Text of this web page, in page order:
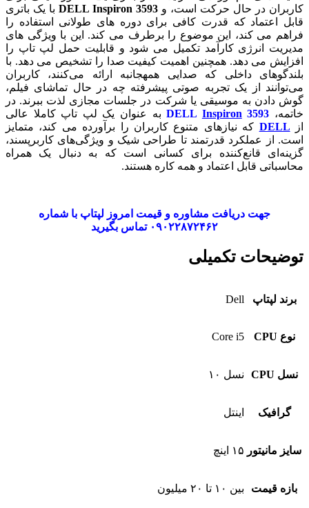
کاربران در حال حرکت است، و DELL Inspiron 3593 با یک باتری
قابل اعتماد که قدرت کافی برای دوره های طولانی استفاده را
فراهم می کند، این موضوع را برطرف می کند. این با ویژگی های
مدیریت انرژی کارآمد تکمیل می شود و قابلیت حمل لپ تاپ را
افزایش می دهد. همچنین اهمیت کیفیت صدا را تشخیص می دهد. با
بلندگوهای داخلی که صدایی همهجانبه ارائه می‌کنند، کاربران
می‌توانند از یک تجربه صوتی پیشرفته چه در حال تماشای فیلم،
گوش دادن به موسیقی یا شرکت در جلسات مجازی لذت ببرند. در
خاتمه،
DELL Inspiron 3593
به عنوان یک لپ تاپ کاملا عالی
از DELL که نیازهای متنوع کاربران را برآورده می کند، متمایز
است. از عملکرد قدرتمند تا طراحی شیک و ویژگی‌های کاربرپسند،
گزینه‌ای قانع‌کننده برای کسانی است که به دنبال یک همراه
محاسباتی قابل اعتماد و همه کاره هستند.
جهت دریافت مشاوره و قیمت امروز لپتاپ با شماره
۰۹۰۲۲۸۷۲۴۶۲ تماس بگیرید
توضیحات تکمیلی
برند لپتاپ Dell
نوع CPU Core i5
نسل CPU نسل ۱۰
گرافیک اینتل
سایز مانیتور ۱۵ اینچ
بازه قیمت بین ۱۰ تا ۲۰ میلیون